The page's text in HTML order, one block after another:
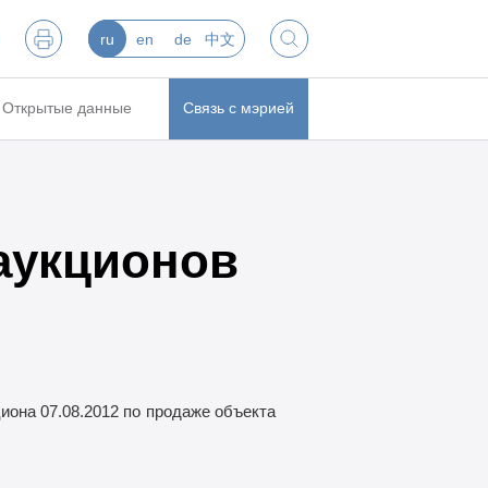
ru en de 中文
Открытые данные Связь с мэрией
07.08.2012 по продаже объекта